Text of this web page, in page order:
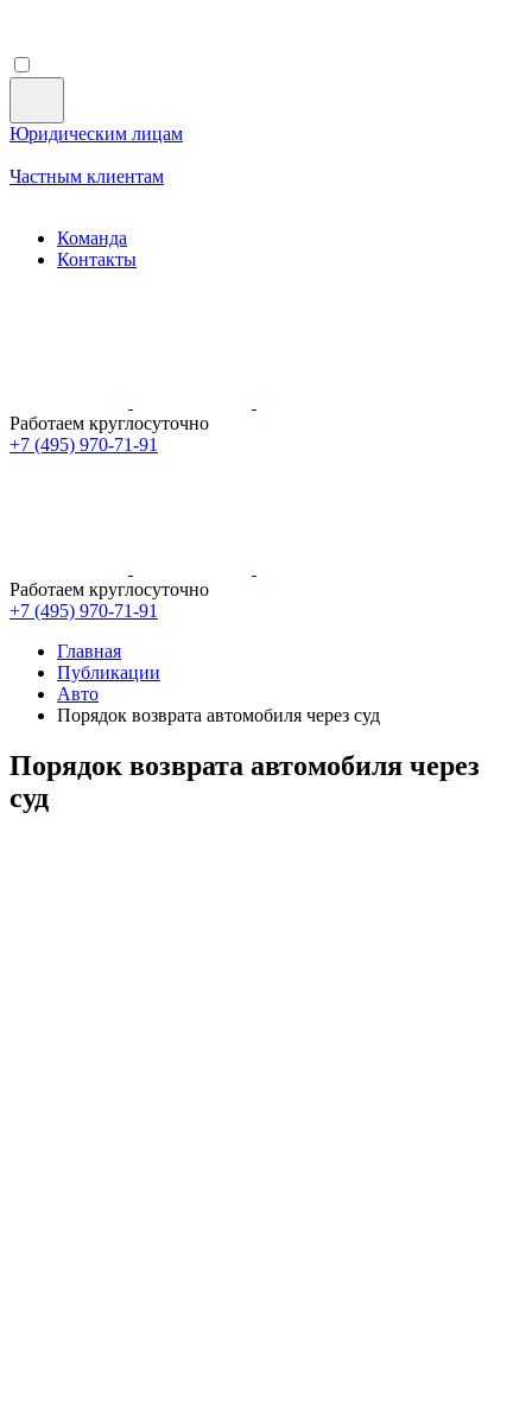
Юридическим лицам
Частным клиентам
Команда
Контакты
Работаем круглосуточно
+7 (495) 970-71-91
Работаем круглосуточно
+7 (495) 970-71-91
Главная
Публикации
Авто
Порядок возврата автомобиля через суд
Порядок возврата автомобиля через
суд